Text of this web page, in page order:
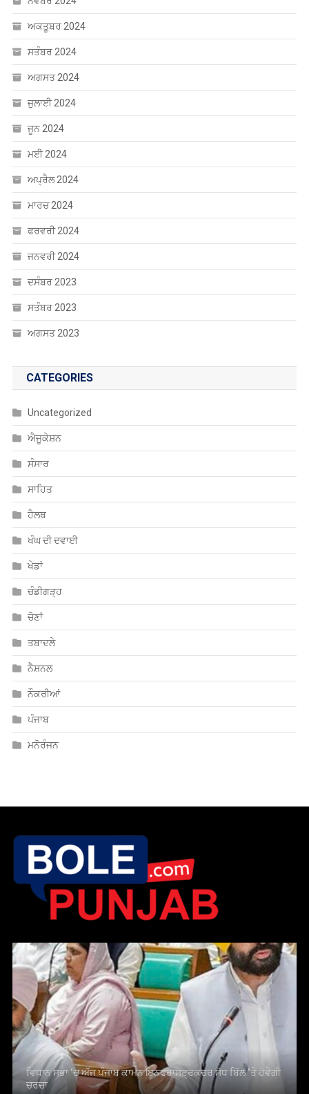
ਸਤੰਬਰ 2024
ਜੁਲਾਈ 2024
ਮਈ 2024
ਅਪ੍ਰੈਲ 2024
ਫਰਵਰੀ 2024
ਜਨਵਰੀ 2024
ਦਸੰਬਰ 2023
ਸਤੰਬਰ 2023
CATEGORIES
ਐਜੂਕੇਸ਼ਨ
ਸੰਸਾਰ
ਸਾਹਿਤ
ਹੈਲਥ
ਖੰਘ ਦੀ ਦਵਾਈ
ਖੇਡਾਂ
ਚੰਡੀਗੜ੍ਹ
ਚੋਣਾਂ
ਤਬਾਦਲੇ
ਨੈਸ਼ਨਲ
ਨੌਕਰੀਆਂ
ਪੰਜਾਬ
ਮਨੋਰੰਜਨ
ਵਿਧਾਨ ਸਭਾ ‘ਚ ਅੱਜ ਪੰਜਾਬ ਕਾਮਨ ਇਨਫਰਾਸਟ੍ਰਕਚਰ ਸੋਧ ਬਿੱਲ ‘ਤੇ ਹੋਵੇਗੀ
ਚਰਚਾ